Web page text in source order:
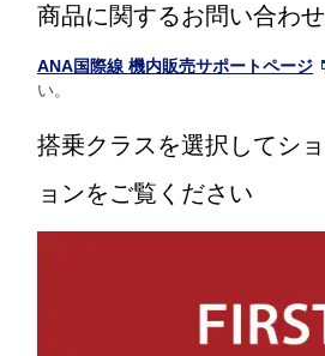
商品に関するお問い合わせ
ANA国際線 機内販売サポートページ
い。
搭乗クラスを選択してシ
ョンをご覧ください